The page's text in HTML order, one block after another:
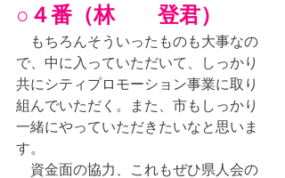
○４番（林　　登君）
もちろんそういったものも大事なの
で、中に入っていただいて、しっかり
共にシティプロモーション事業に取り
組んでいただく。また、市もしっかり
一緒にやっていただきたいなと思いま
す。
資金面の協力、これもぜひ県人会の